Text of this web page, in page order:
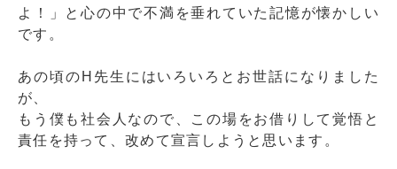
よ！」と心の中で不満を垂れていた記憶が懐かしい
です。
あの頃のH先生にはいろいろとお世話になりました
が、
もう僕も社会人なので、この場をお借りして覚悟と
責任を持って、改めて宣言しようと思います。